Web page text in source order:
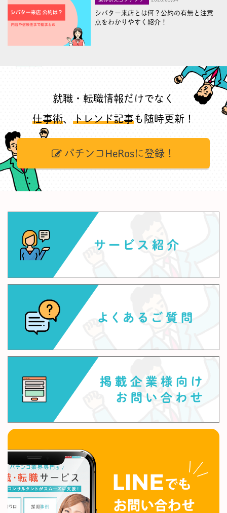
シバター来店とは何？公約の有無と注意
点をわかりやすく紹介！
就職・転職情報だけでなく
仕事術、 トレンド記事も随時更新！
パチンコHeRosに登録！